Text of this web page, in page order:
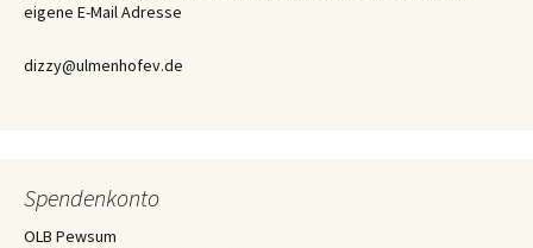
eigene E-Mail Adresse
dizzy@ulmenhofev.de
Spendenkonto
OLB Pewsum